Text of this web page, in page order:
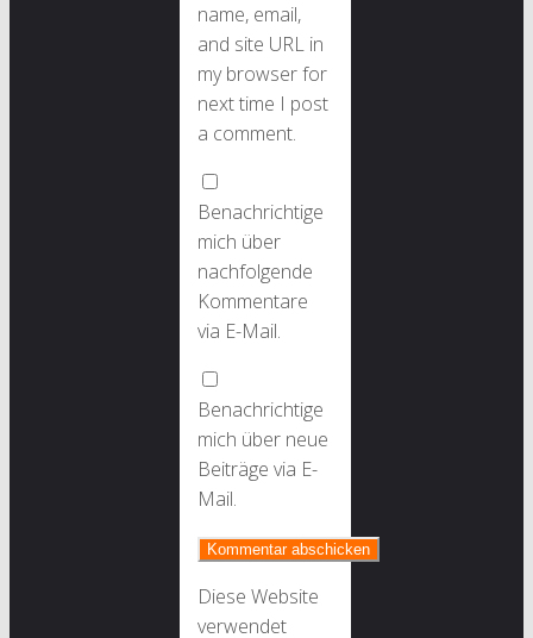
name, email,
and site URL in
my browser for
next time I post
a comment.
Benachrichtige
mich über
nachfolgende
Kommentare
via E-Mail.
Benachrichtige
mich über neue
Beiträge via E-
Mail.
Diese Website
verwendet